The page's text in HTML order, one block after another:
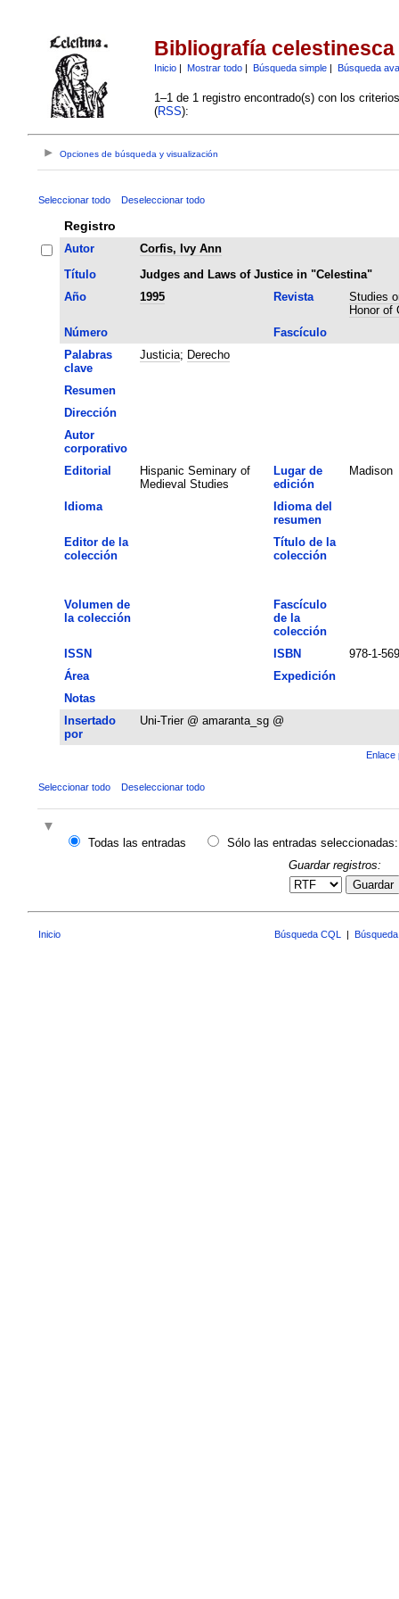
Bibliografía celestinesca
Inicio| Mostrar todo| Búsqueda simple| Búsqueda
1–1 de 1 registro encontrado(s) con los
(RSS):
Opciones de búsqueda y visualización
Seleccionar todo Deseleccionar todo
Registro
Autor
Corfis, Ivy Ann
Título
Judges and Laws of Justice in "Celestina"
Año
1995 Revista
Studies
Honor of
Número
Fascículo
Palabras
clave
Justicia; Derecho
Resumen
Dirección
Autor
corporativo
Editorial
Hispanic Seminary of
Medieval Studies
Lugar de
edición
Madison
Idioma
Idioma del
resumen
Editor de la
colección
Título de la
colección
Volumen de
la colección
Fascículo
de la
colección
ISSN
ISBN
978-1-
Área
Expedición
Notas
Insertado
por
Uni-Trier @ amaranta_sg @
Enlace
Seleccionar todo Deseleccionar todo
Todas las entradas
Sólo las entradas seleccionadas:
Guardar registros:
Guardar
Inicio Búsqueda CQL